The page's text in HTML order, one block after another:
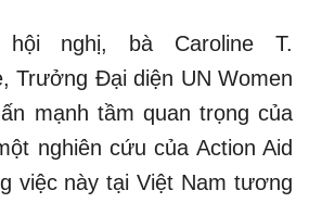
nghị, bà Caroline T.
Trưởng Đại diện UN Women
mạnh tầm quan trọng của
nghiên cứu của Action Aid
việc này tại Việt Nam tương